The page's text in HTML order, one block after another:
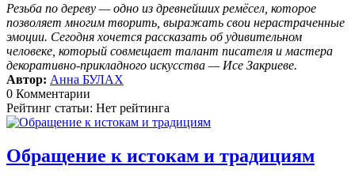
Резьба по дереву — одно из древнейших ремёсел, которое
позволяет многим творить, выражать свои нерастраченные
эмоции. Сегодня хочется рассказать об удивительном
человеке, который совмещает талант писателя и мастера
декоративно-прикладного искусства — Исе Закриеве.
Автор: Анна БУЛАХ
0 Комментарии
Рейтинг статьи: Нет рейтинга
Обращение к истокам и традициям